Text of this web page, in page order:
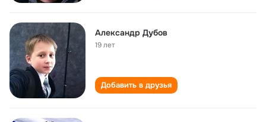
Александр Дубов
19 лет
Добавить в друзья